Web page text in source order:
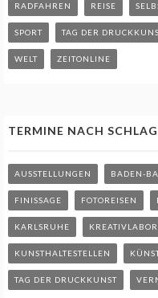
RADFAHREN REISE
SPORT TAG DER
WELT ZEITONLINE
TERMINE NACH
AUSSTELLUNGEN BADEN-
FINISSAGE FOTOREISEN
KARLSRUHE KREATIVLABOR
KUNSTHALTESTELLEN
TAG DER DRUCKKUNST